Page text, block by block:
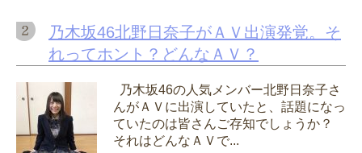
乃木坂46北野日奈子がＡＶ出演発覚。そ
れってホント？どんなＡＶ？
乃木坂46の人気メンバー北野日奈子さ
んがＡＶに出演していたと、話題になっ
ていたのは皆さんご存知でしょうか？
それはどんなＡＶで...